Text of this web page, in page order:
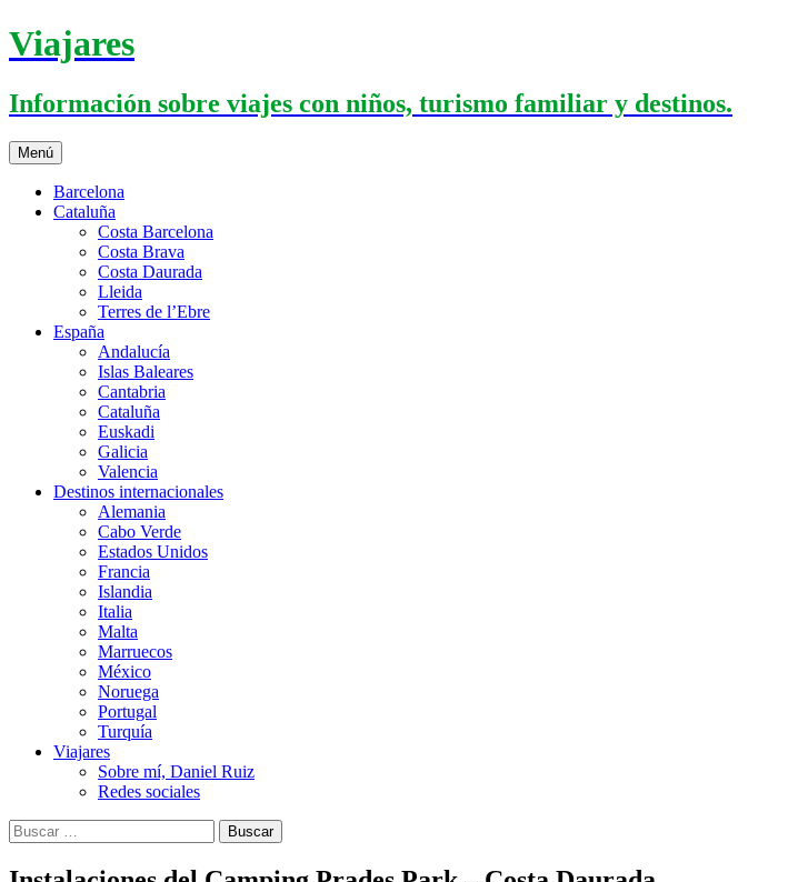
Saltar
al
Viajares
Información sobre viajes con niños, turismo familiar y destinos.
Menú
Barcelona
Cataluña
Costa Barcelona
Costa Brava
Costa Daurada
Lleida
Terres de l’Ebre
España
Andalucía
Islas Baleares
Cantabria
Cataluña
Euskadi
Galicia
Valencia
Destinos internacionales
Alemania
Cabo Verde
Estados Unidos
Francia
Islandia
Italia
Malta
Marruecos
México
Noruega
Portugal
Turquía
Viajares
Sobre mí, Daniel Ruiz
Redes sociales
Buscar: